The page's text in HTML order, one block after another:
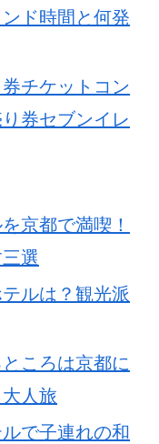
ド時間と何発
チケットコン
券セブンイレ
京都で満喫！
選
ルは？観光派
ころは京都に
人旅
で子連れの和